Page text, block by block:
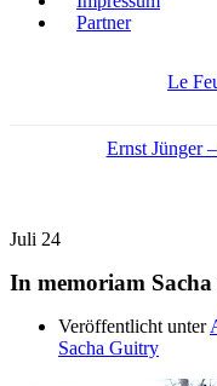
Partner
Le
Ernst Jünger
Juli 24
In memoriam
Veröffentlicht unter
Sacha Guitry